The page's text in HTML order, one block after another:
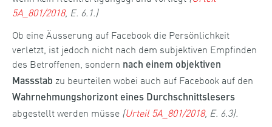
5A_801/2018, E. 6.1.)
Ob eine Äusserung auf Facebook die Persönlichkeit
verletzt, ist jedoch nicht nach dem subjektiven Empfinden
des Betroffenen, sondern nach einem objektiven
Massstab zu beurteilen wobei auch auf Facebook auf den
Wahrnehmungshorizont eines Durchschnittslesers
abgestellt werden müsse (Urteil 5A_801/2018, E. 6.3).